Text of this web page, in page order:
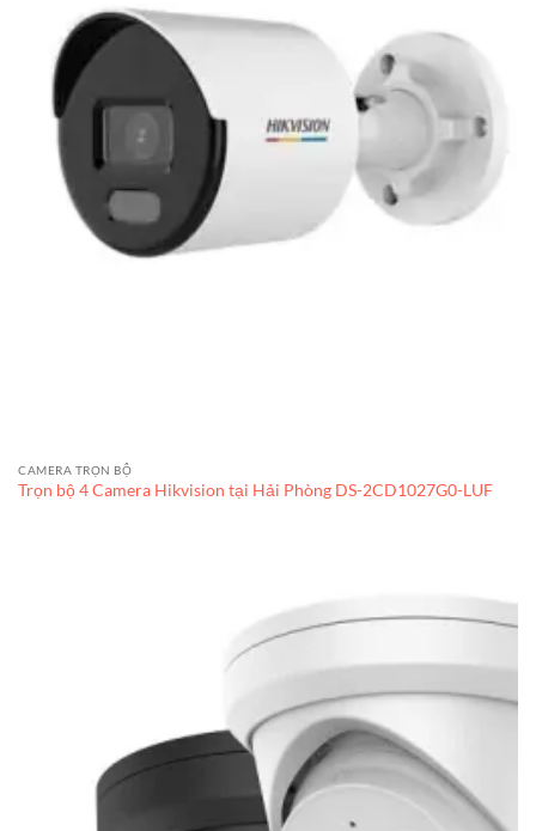
CAMERA TRỌN BỘ
Trọn bộ 4 Camera Hikvision tại Hải Phòng DS-2CD1027G0-LUF